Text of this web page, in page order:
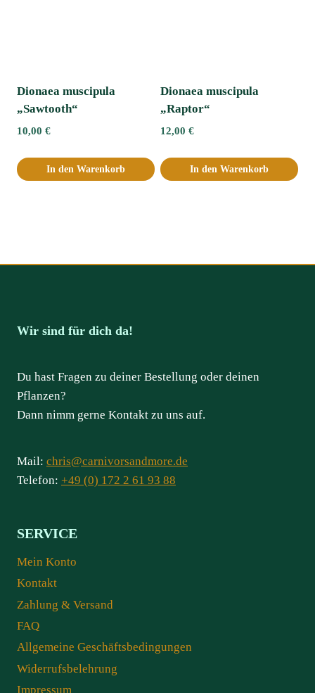
Dionaea muscipula
„Sawtooth“
10,00 €
In den Warenkorb
Dionaea muscipula
„Raptor“
12,00 €
In den Warenkorb
Wir sind für dich da!
Du hast Fragen zu deiner Bestellung oder deinen
Pflanzen?
Dann nimm gerne Kontakt zu uns auf.
Mail: chris@carnivorsandmore.de
Telefon: +49 (0) 172 2 61 93 88
SERVICE
Mein Konto
Kontakt
Zahlung & Versand
FAQ
Allgemeine Geschäftsbedingungen
Widerrufsbelehrung
Impressum